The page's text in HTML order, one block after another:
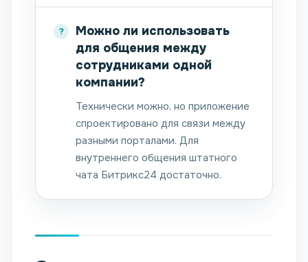
Можно ли использовать
для общения между
сотрудниками одной
компании?
Технически можно, но приложение
спроектировано для связи между
разными порталами. Для
внутреннего общения штатного
чата Битрикс24 достаточно.